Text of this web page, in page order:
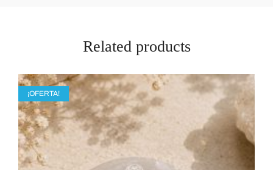
Related products
¡OFERTA!